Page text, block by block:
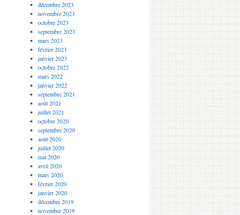
décembre 2023
novembre 2023
octobre 2023
septembre 2023
mars 2023
février 2023
janvier 2023
octobre 2022
mars 2022
janvier 2022
septembre 2021
août 2021
juillet 2021
octobre 2020
septembre 2020
août 2020
juillet 2020
mai 2020
avril 2020
mars 2020
février 2020
janvier 2020
décembre 2019
novembre 2019